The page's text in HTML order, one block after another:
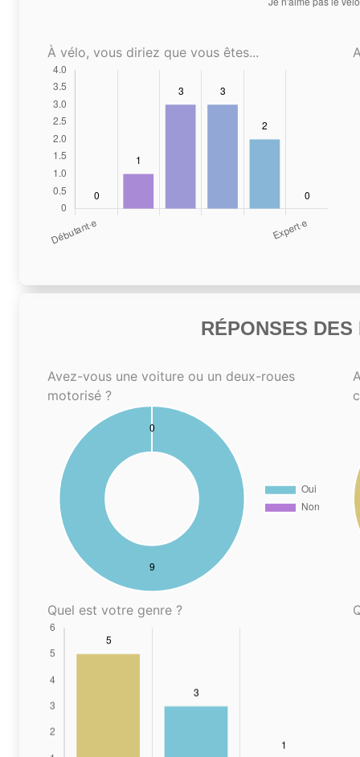
À vélo, vous diriez que vous êtes...
RÉPONSES
Avez-vous une voiture ou un deux-roues
motorisé ?
Quel est votre genre ?